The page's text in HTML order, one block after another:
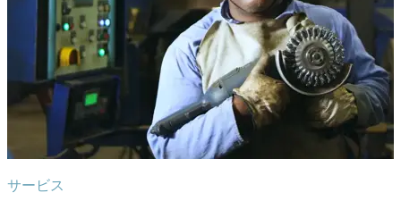
サービス